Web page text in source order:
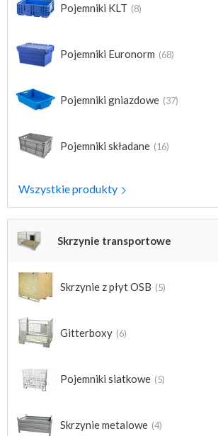
Pojemniki KLT (8)
Pojemniki Euronorm (68)
Pojemniki gniazdowe (37)
Pojemniki składane (16)
Wszystkie produkty
Skrzynie transportowe
Skrzynie z płyt OSB (5)
Gitterboxy (6)
Pojemniki siatkowe (5)
Skrzynie metalowe (4)